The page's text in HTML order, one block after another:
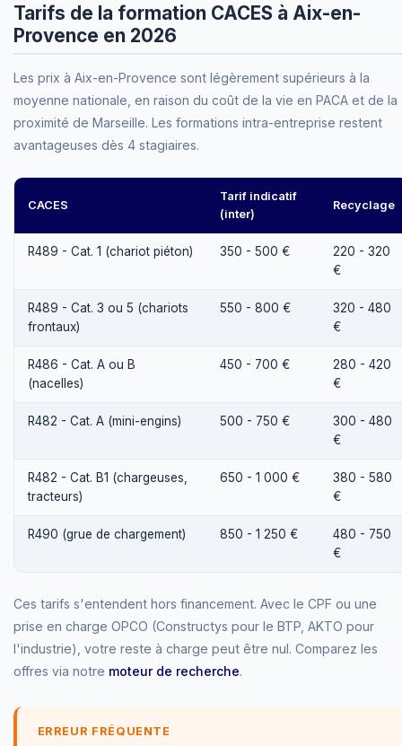
Tarifs de la formation CACES à Aix-en-
Provence en 2026
Les prix à Aix-en-Provence sont légèrement supérieurs à la
moyenne nationale, en raison du coût de la vie en PACA et de la
proximité de Marseille. Les formations intra-entreprise restent
avantageuses dès 4 stagiaires.
CACES
Tarif indicatif
(inter)
Recyclage
R489 - Cat. 1 (chariot piéton) 350 - 500 €
220 - 320
€
R489 - Cat. 3 ou 5 (chariots
frontaux)
550 - 800 €
320 - 480
€
R486 - Cat. A ou B
(nacelles)
450 - 700 €
280 - 420
€
R482 - Cat. A (mini-engins) 500 - 750 €
300 - 480
€
R482 - Cat. B1 (chargeuses,
tracteurs)
650 - 1 000 €
380 - 580
€
R490 (grue de chargement) 850 - 1 250 €
480 - 750
€
Ces tarifs s'entendent hors financement. Avec le CPF ou une
prise en charge OPCO (Constructys pour le BTP, AKTO pour
l'industrie), votre reste à charge peut être nul. Comparez les
offres via notre moteur de recherche.
ERREUR FRÉQUENTE